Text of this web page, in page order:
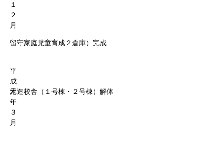
１
２
月
留守家庭児童育成２倉庫）完成
平
成
元
年
３
月
木造校舎（１号棟・２号棟）解体